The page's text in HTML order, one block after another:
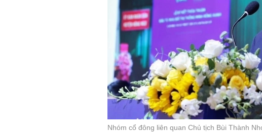
Nhóm cổ đông liên quan Chủ tịch Bùi Thành